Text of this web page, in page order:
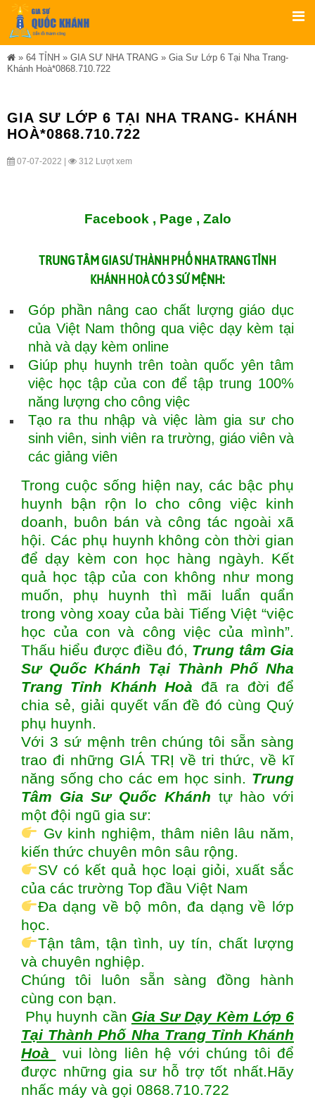
» 64 TỈNH » GIA SƯ NHA TRANG » Gia Sư Lớp 6 Tại Nha Trang-
Khánh Hoà*0868.710.722
GIA SƯ LỚP 6 TẠI NHA TRANG- KHÁNH
HOÀ*0868.710.722
07-07-2022 | 312 Lượt xem
Facebook , Page , Zalo
TRUNG TÂMGIA SƯ THÀNH PHỐ NHA TRANG TỈNH
KHÁNH HOÀCÓ 3 SỨ MỆNH:
Góp phần nâng cao chất lượng giáo dục
của Việt Nam thông qua việc dạy kèm tại
nhà và dạy kèm online
Giúp phụ huynh trên toàn quốc yên tâm
việc học tập của con để tập trung 100%
năng lượng cho công việc
Tạo ra thu nhập và việc làm gia sư cho
sinh viên, sinh viên ra trường, giáo viên và
các giảng viên
Trong cuộc sống hiện nay, các bậc phụ
huynh bận rộn lo cho công việc kinh
doanh, buôn bán và công tác ngoài xã
hội. Các phụ huynh không còn thời gian
để dạy kèm con học hàng ngàyh. Kết
quả học tập của con không như mong
muốn, phụ huynh thì mãi luẩn quẩn
trong vòng xoay của bài Tiếng Việt “việc
học của con và công việc của mình”.
Thấu hiểu được điều đó, Trung tâm Gia
Sư Quốc Khánh Tại Thành Phố Nha
Trang Tỉnh Khánh Hoà đã ra đời để
chia sẻ, giải quyết vấn đề đó cùng Quý
phụ huynh.
Với 3 sứ mệnh trên chúng tôi sẵn sàng
trao đi những GIÁ TRỊ về tri thức, về kĩ
năng sống cho các em học sinh. Trung
Tâm Gia Sư Quốc Khánh tự hào với
một đội ngũ gia sư:
Gv kinh nghiệm, thâm niên lâu năm,
kiến thức chuyên môn sâu rộng.
SV có kết quả học loại giỏi, xuất sắc
của các trường Top đầu Việt Nam
Đa dạng về bộ môn, đa dạng về lớp
học.
Tận tâm, tận tình, uy tín, chất lượng
và chuyên nghiệp.
Chúng tôi luôn sẵn sàng đồng hành
cùng con bạn.
Phụ huynh cần Gia Sư Dạy Kèm Lớp 6
Tại Thành Phố Nha Trang Tỉnh Khánh
Hoà
vui lòng liên hệ với chúng tôi để
được những gia sư hỗ trợ tốt nhất.Hãy
nhấc máy và gọi 0868.710.722